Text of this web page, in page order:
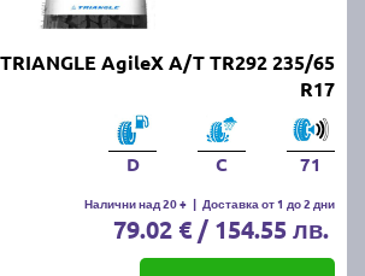
AgileX A/T TR292 235/65
R17
D C 71
Налични над 20 + | Доставка от 1 до 2 дни
79.02 € / 154.55 лв.